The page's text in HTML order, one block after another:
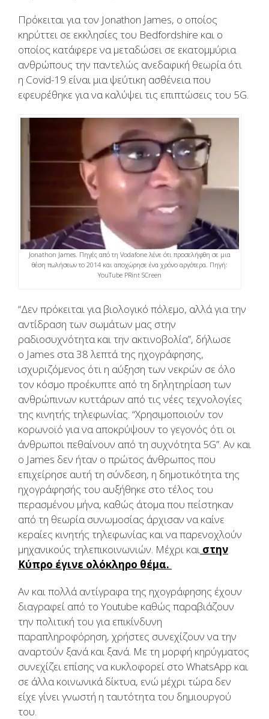
Πρόκειται για τον Jonathon James, ο οποίος
κηρύττει σε εκκλησίες του Bedfordshire και ο
οποίος κατάφερε να μεταδώσει σε εκατομμύρια
ανθρώπους την παντελώς ανεδαφική θεωρία ότι
η Covid-19 είναι μια ψεύτικη ασθένεια που
εφευρέθηκε για να καλύψει τις επιπτώσεις του 5G.
Jonathon James. Πηγές από τη Vodafone λένε ότι προσελήφθη σε μια
θέση πωλήσεων το 2014 και αποχώρησε ένα χρόνο αργότερα. Πηγή:
YouTube PRint SCreen
“Δεν πρόκειται για βιολογικό πόλεμο, αλλά για την
αντίδραση των σωμάτων μας στην
ραδιοσυχνότητα και την ακτινοβολία”, δήλωσε
ο James στα 38 λεπτά της ηχογράφησης,
ισχυριζόμενος ότι η αύξηση των νεκρών σε όλο
τον κόσμο προέκυπτε από τη δηλητηρίαση των
ανθρώπινων κυττάρων από τις νέες τεχνολογίες
της κινητής τηλεφωνίας. “Χρησιμοποιούν τον
κορωνοϊό για να αποκρύψουν το γεγονός ότι οι
άνθρωποι πεθαίνουν από τη συχνότητα 5G”. Αν και
ο James δεν ήταν ο πρώτος άνθρωπος που
επιχείρησε αυτή τη σύνδεση, η δημοτικότητα της
ηχογράφησής του αυξήθηκε στο τέλος του
περασμένου μήνα, καθώς άτομα που πείστηκαν
από τη θεωρία συνωμοσίας άρχισαν να καίνε
κεραίες κινητής τηλεφωνίας και να παρενοχλούν
μηχανικούς τηλεπικοινωνιών. Mέχρι και στην
Κύπρο έγινε ολόκληρο θέμα.
Αν και πολλά αντίγραφα της ηχογράφησης έχουν
διαγραφεί από το Youtube καθώς παραβιάζουν
την πολιτική του για επικίνδυνη
παραπληροφόρηση, χρήστες συνεχίζουν να την
αναρτούν ξανά και ξανά. Με τη μορφή κηρύγματος
συνεχίζει επίσης να κυκλοφορεί στο WhatsApp και
σε άλλα κοινωνικά δίκτυα, ενώ μέχρι τώρα δεν
είχε γίνει γνωστή η ταυτότητα του δημιουργού
του.